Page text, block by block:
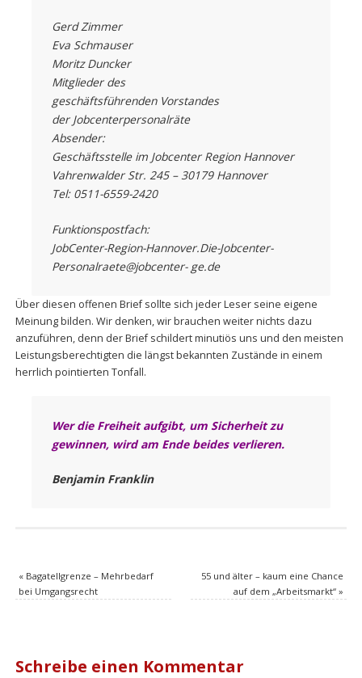
Gerd Zimmer
Eva Schmauser
Moritz Duncker
Mitglieder des
geschäftsführenden Vorstandes
der Jobcenterpersonalräte
Absender:
Geschäftsstelle im Jobcenter Region Hannover
Vahrenwalder Str. 245 – 30179 Hannover
Tel: 0511-6559-2420
Funktionspostfach:
JobCenter-Region-Hannover.Die-Jobcenter-
Personalraete@jobcenter- ge.de
Über diesen offenen Brief sollte sich jeder Leser seine eigene
Meinung bilden. Wir denken, wir brauchen weiter nichts dazu
anzuführen, denn der Brief schildert minutiös uns und den meisten
Leistungsberechtigten die längst bekannten Zustände in einem
herrlich pointierten Tonfall.
Wer die Freiheit aufgibt, um Sicherheit zu
gewinnen, wird am Ende beides verlieren.
Benjamin Franklin
«Bagatellgrenze – Mehrbedarf
bei Umgangsrecht
55 und älter – kaum eine Chance
auf dem „Arbeitsmarkt“»
Schreibe einen Kommentar